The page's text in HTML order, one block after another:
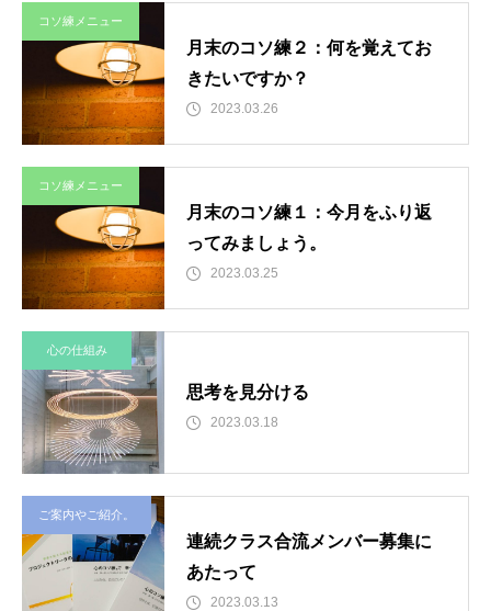
コソ練メニュー
月末のコソ練２：何を覚えてお
きたいですか？
2023.03.26
コソ練メニュー
月末のコソ練１：今月をふり返
ってみましょう。
2023.03.25
心の仕組み
思考を見分ける
2023.03.18
ご案内やご紹介。
連続クラス合流メンバー募集に
あたって
2023.03.13